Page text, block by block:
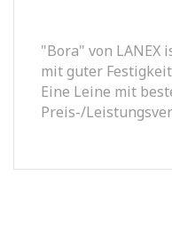
"Bora" von LANEX
mit guter
Eine Leine mit
Preis-/